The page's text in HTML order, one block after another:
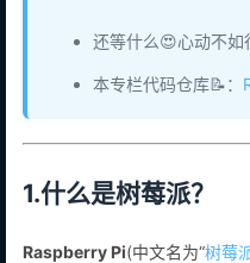
还等什么😍心动不
本专栏代码仓库📝：
1.什么是树莓派？
Raspberry Pi(中文名为“树莓